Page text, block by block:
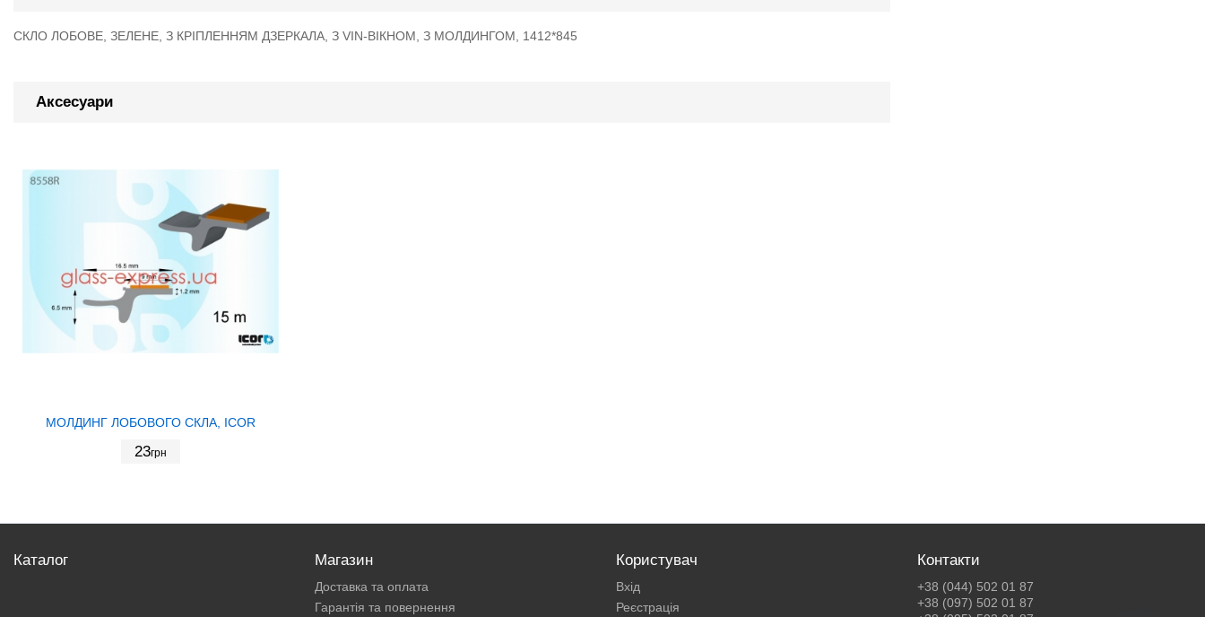
СКЛО ЛОБОВЕ, ЗЕЛЕНЕ, З КРІПЛЕННЯМ ДЗЕРКАЛА, З VIN-ВІКНОМ, З МОЛДИНГОМ, 1412*845
Аксесуари
МОЛДИНГ ЛОБОВОГО СКЛА, ICOR
23грн
Каталог Магазин
Доставка та оплата
Гарантія та повернення
Користувач
Вхід
Реєстрація
Контакти
+38 (044) 502 01 87
+38 (097) 502 01 87